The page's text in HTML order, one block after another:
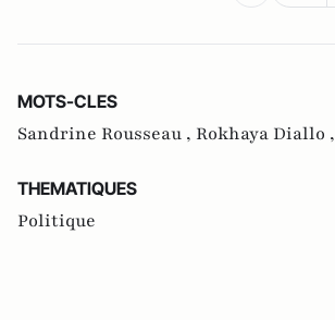
MOTS-CLES
Sandrine Rousseau , Rokhaya Diallo ,
THEMATIQUES
Politique